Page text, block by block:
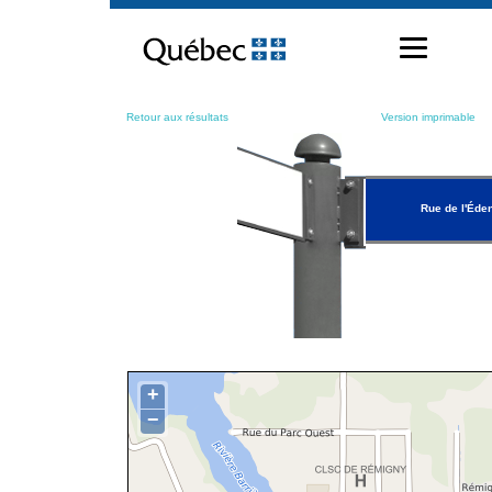
contenu
Retour aux résultats Version imprimable
Rue de
+
−